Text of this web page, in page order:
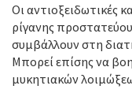
Οι αντιοξειδωτικές
ρίγανης
συμβάλλουν στη
Μπορεί επίσης να
μυκητιακών